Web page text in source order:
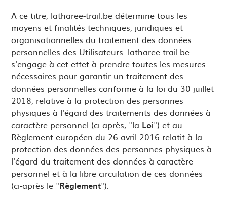
A ce titre, latharee-trail.be détermine tous les
moyens et finalités techniques, juridiques et
organisationnelles du traitement des données
personnelles des Utilisateurs. latharee-trail.be
s'engage à cet effet à prendre toutes les mesures
nécessaires pour garantir un traitement des
données personnelles conforme à la loi du 30 juillet
2018, relative à la protection des personnes
physiques à l'égard des traitements des données à
caractère personnel (ci-après, "la Loi") et au
Règlement européen du 26 avril 2016 relatif à la
protection des données des personnes physiques à
l'égard du traitement des données à caractère
personnel et à la libre circulation de ces données
(ci-après le "Règlement").